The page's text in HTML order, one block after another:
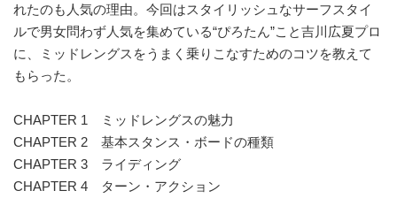
れたのも人気の理由。今回はスタイリッシュなサーフスタイ
ルで男女問わず人気を集めている“ぴろたん”こと吉川広夏プロ
に、ミッドレングスをうまく乗りこなすためのコツを教えて
もらった。
CHAPTER 1 ミッドレングスの魅力
CHAPTER 2 基本スタンス・ボードの種類
CHAPTER 3 ライディング
CHAPTER 4 ターン・アクション